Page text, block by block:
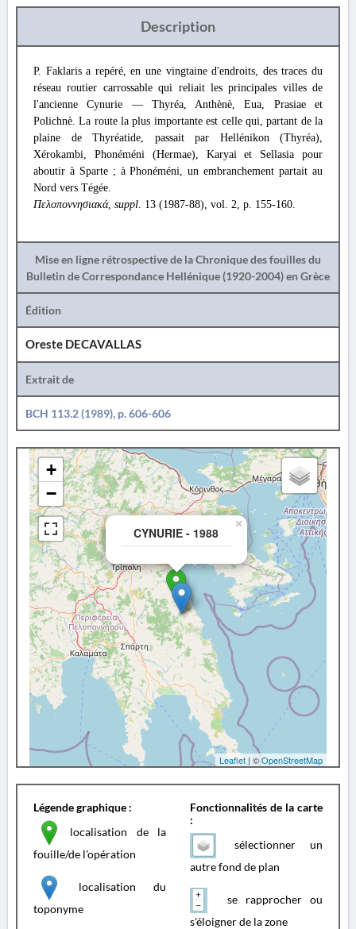
Description
P. Faklaris a repéré, en une vingtaine d'endroits, des traces du
réseau routier carrossable qui reliait les principales villes de
l'ancienne Cynurie — Thyréa, Anthènè, Eua, Prasiae et
Polichnè. La route la plus importante est celle qui, partant de la
plaine de Thyréatide, passait par Hellénikon (Thyréa),
Xérokambi, Phonéméni (Hermae), Karyai et Sellasia pour
aboutir à Sparte ; à Phonéméni, un embranchement partait au
Nord vers Tégée.
Πελοποννησιακά, suppl. 13 (1987-88), vol. 2, p. 155-160.
Mise en ligne rétrospective de la Chronique des fouilles du
Bulletin de Correspondance Hellénique (1920-2004) en Grèce
Édition
Oreste DECAVALLAS
Extrait de
BCH 113.2 (1989), p. 606-606
CYNURIE - 1988
×
+
−
Leaflet | ©OpenStreetMap
Légende graphique :
localisation de la
fouille/de l'opération
localisation du
toponyme
Fonctionnalités de la carte
:
sélectionner un
autre fond de plan
se rapprocher ou
s'éloigner de la zone